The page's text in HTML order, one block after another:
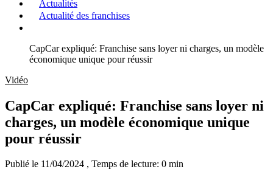
Actualités
Actualité des franchises
CapCar expliqué: Franchise sans loyer ni charges, un modèle
économique unique pour réussir
Vidéo
CapCar expliqué: Franchise sans loyer ni
charges, un modèle économique unique
pour réussir
Publié le 11/04/2024 , Temps de lecture: 0 min